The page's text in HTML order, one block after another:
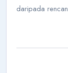
daripada